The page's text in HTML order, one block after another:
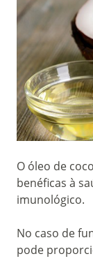
O óleo de
benéficas à
imunológico.
No caso de
pode